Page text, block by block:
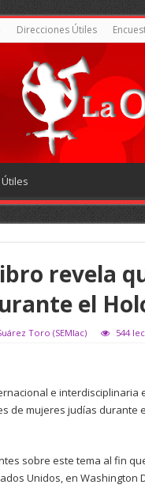
Direcciones Útiles
revela
el
Toro (SEMlac) 544
e interdisciplinaria
de mujeres judías durante
sobre este tema al fin
Unidos, en Washington